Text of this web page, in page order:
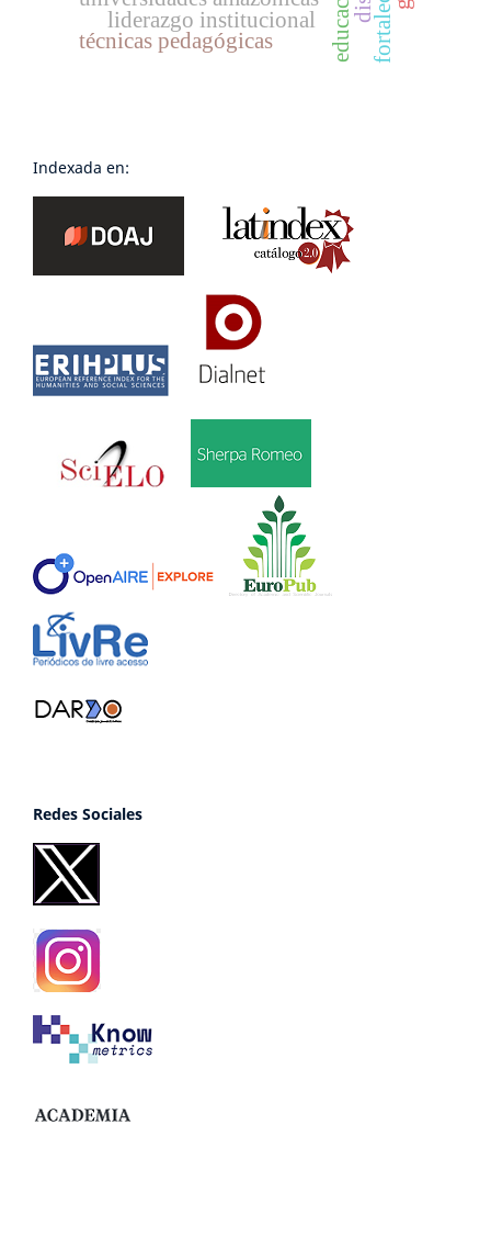
liderazgo institucional
técnicas pedagógicas
Indexada en:
Redes Sociales